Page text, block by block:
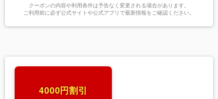
クーポンの内容や利用条件は予告なく変更される場合があります。
ご利用前に必ず公式サイトや公式アプリで最新情報をご確認ください。
4000円割引